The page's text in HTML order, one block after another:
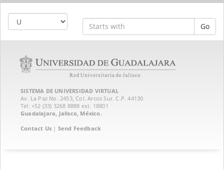
Go
SISTEMA DE UNIVERSIDAD VIRTUAL
Av. La Paz No. 2453, Col. Arcos Sur. C.P. 44130
Tel: +52 (33) 3268 8888‏ ext. 18801
Guadalajara, Jalisco, México.
Contact Us | Send Feedback